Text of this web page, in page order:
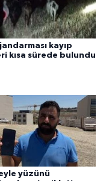
kayıp
kısa sürede bulundu
yüzünü